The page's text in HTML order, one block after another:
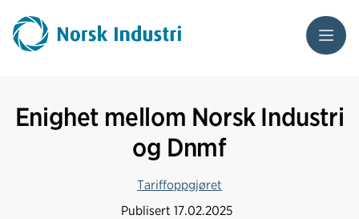
Meny
Enighet mellom Norsk Industri
og Dnmf
Tariffoppgjøret
Publisert 17.02.2025